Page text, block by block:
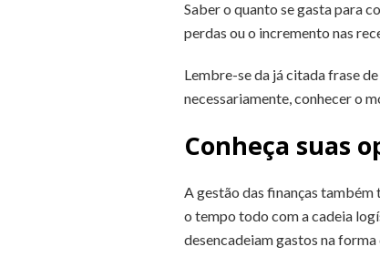
Saber o quanto se gasta para
perdas ou o incremento nas
Lembre-se da já citada frase
necessariamente, conhecer o
Conheça suas
A gestão das finanças
o tempo todo com a cadeia
desencadeiam gastos na forma